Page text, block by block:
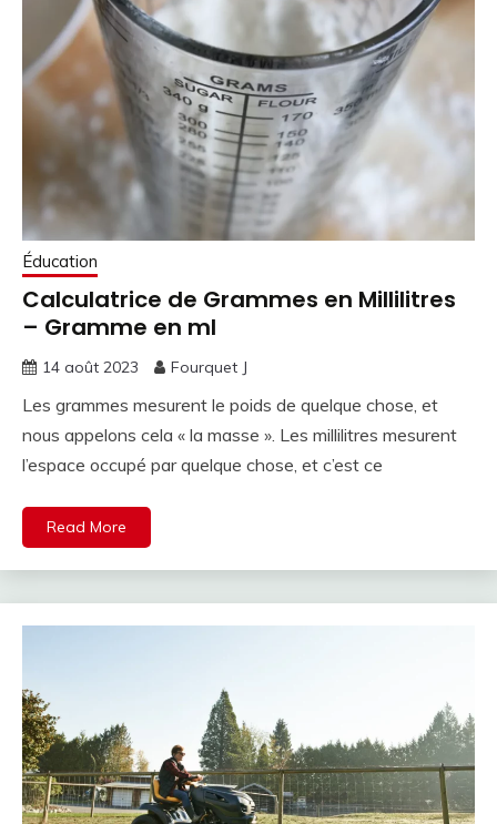
Éducation
Calculatrice de Grammes en Millilitres
– Gramme en ml
14 août 2023 Fourquet J
Les grammes mesurent le poids de quelque chose, et
nous appelons cela « la masse ». Les millilitres mesurent
l’espace occupé par quelque chose, et c’est ce
Read More